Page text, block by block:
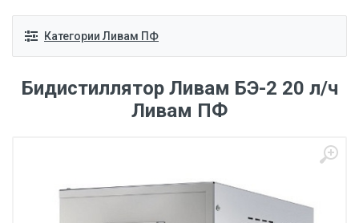
Категории Ливам ПФ
Бидистиллятор Ливам БЭ-2 20 л/ч
Ливам ПФ